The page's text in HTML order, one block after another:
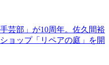
芸部」が10周年。佐久間裕
ョップ「リペアの庭」を開